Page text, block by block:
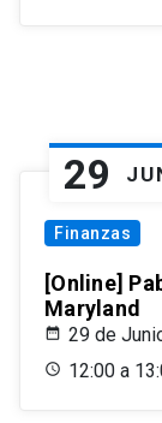
29
Finanzas
[Online]
Maryland
29 de
12:00 a